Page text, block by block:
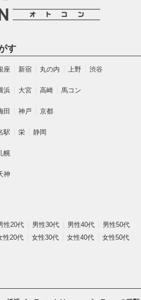
す
座 新宿 丸の内 上野 渋谷
浜 大宮 高崎 馬コン
田 神戸 京都
駅 栄 静岡
幌
神
性20代 男性30代 男性40代
男性50代
性20代
女性30代 女性40代 女性50代